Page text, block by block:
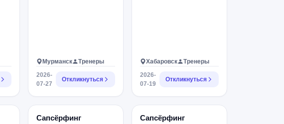
Мурманск
Тренеры
2026-
07-27
Откликнуться
Хабаровск
Тренеры
2026-
07-19
Откликнуться
Сапсёрфинг Сапсёрфинг